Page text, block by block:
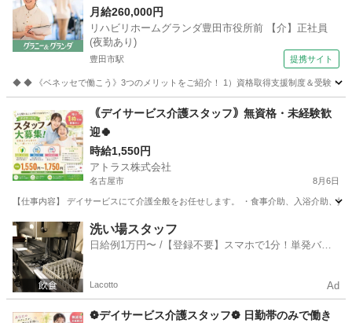
豊田市役所前 【介】正社員(夜勤あり) 老人介護施
設スタッフ
月給260,000円
リハビリホームグランダ豊田市役所前 【介】正社員
(夜勤あり)
豊田市駅 提携サイト
◆ ◆ 《ベネッセで働こう》3つのメリットをご紹介！ 1）資格取得支援制度＆受験・
豊田市駅 介護
｟デイサービス介護スタッフ｠無資格・未経験歓
迎🍀
時給1,550円
アトラス株式会社
名古屋市 8月6日
【仕事内容】 デイサービスにて介護全般をお任せします。 ・食事介助、入浴介助、
愛知 名古屋市 介護 スタッフ
洗い場スタッフ
日給例1万円〜 /【登録不要】スマホで1分！単発バイ
Lacotto Ad
❁デイサービス介護スタッフ❁ 日勤帯のみで働き